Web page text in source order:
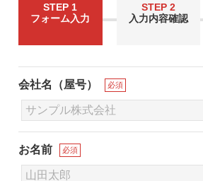
STEP 1
フォーム入力
STEP 2
入力内容確認
会社名（屋号） 必須
お名前 必須